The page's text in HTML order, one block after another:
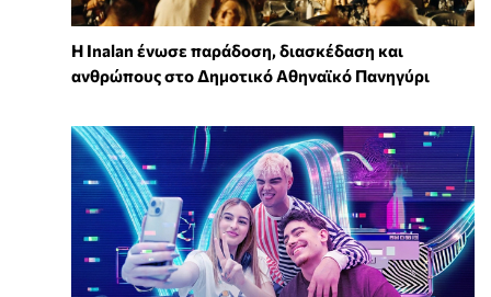
Η Inalan ένωσε παράδοση, διασκέδαση και
ανθρώπους στο Δημοτικό Αθηναϊκό Πανηγύρι